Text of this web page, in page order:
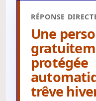
RÉPONSE
Une
protégée
trêve